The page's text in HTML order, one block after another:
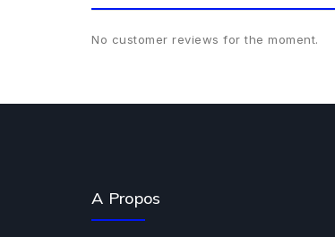
No customer reviews for the moment.
A Propos